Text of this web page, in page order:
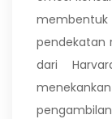
pendekatan
dari